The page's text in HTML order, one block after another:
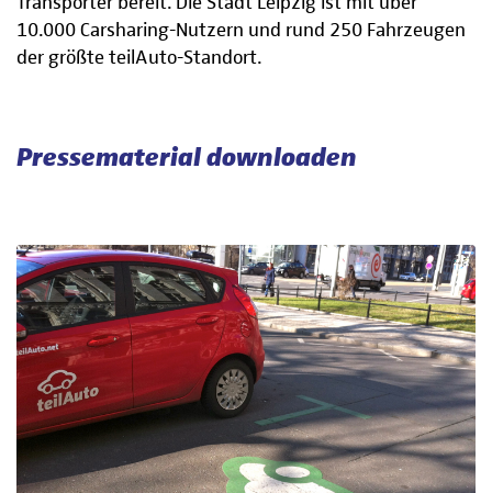
10.000 Carsharing-Nutzern und rund 250 Fahrzeugen
der größte teilAuto-Standort.
Pressematerial downloaden